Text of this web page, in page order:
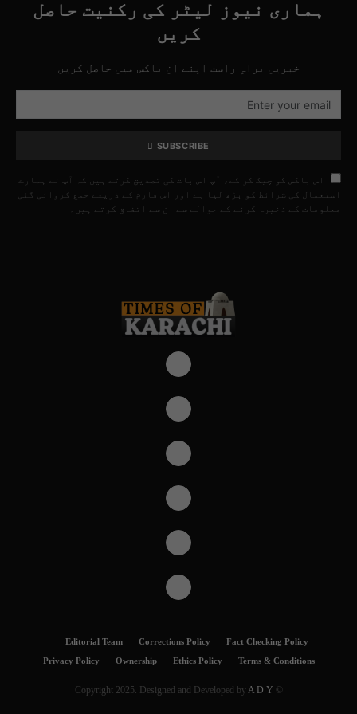
ہماری نیوز لیٹر کی رکنیت حاصل
کریں
خبریں براہِ راست اپنے ان باکس میں حاصل کریں
SUBSCRIBE
اس باکس کو چیک کر کے، آپ اس بات کی تصدیق کرتے ہیں کہ آپ نے ہمارے
استعمال کی شرائط کو پڑھ لیا ہے اور اس فارم کے ذریعے جمع کروائی گئی
معلومات کے ذخیرہ کرنے کے حوالے سے ان سے اتفاق کرتے ہیں۔
Fact Checking Policy
Corrections Policy
Editorial Team
Terms & Conditions
Ethics Policy
Ownership
Privacy Policy
© Copyright 2025. Designed and Developed by
A D Y